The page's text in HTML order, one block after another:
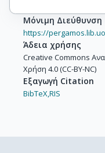
Μόνιμη Διεύθυνση
https://
Άδεια χρήσης
Creative Commons
Χρήση 4.0 (CC-BY-NC)
Εξαγωγή Citation
BibTeX,RIS